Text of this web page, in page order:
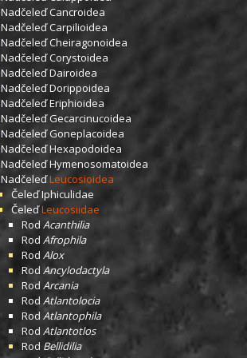
NadčeleďCancroidea
NadčeleďCarpilioidea
NadčeleďCheiragonoidea
NadčeleďCorystoidea
NadčeleďDairoidea
NadčeleďDorippoidea
NadčeleďEriphioidea
NadčeleďGecarcinucoidea
NadčeleďGoneplacoidea
NadčeleďHexapodoidea
NadčeleďHymenosomatoidea
NadčeleďLeucosioidea
ČeleďIphiculidae
ČeleďLeucosiidae
Rod Acanthilia
Rod Afrophila
Rod Alox
Rod Ancylodactyla
Rod Arcania
Rod Atlantolocia
Rod Atlantophila
Rod Atlantotlos
Rod Bellidilia